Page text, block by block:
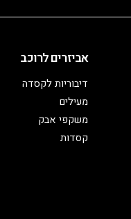
אביזרים לרוכב
דיבוריות לקסדה
מעילים
משקפי אבק
קסדות